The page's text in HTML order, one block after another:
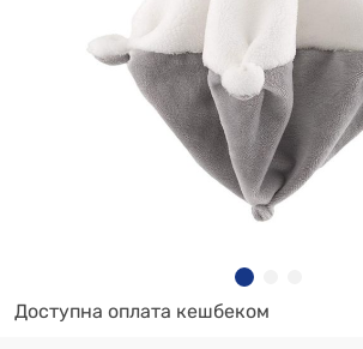
Доступна оплата кешбеком